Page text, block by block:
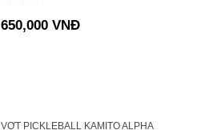
650,000 VNĐ
VỢT PICKLEBALL KAMITO ALPHA